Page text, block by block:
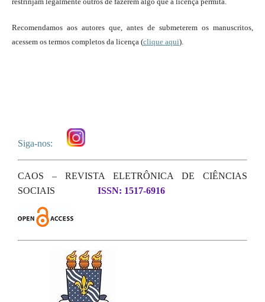
Recomendamos aos autores que, antes de submeterem os manuscritos,
acessem os termos completos da licença (clique aqui).
Siga-nos:
CAOS – REVISTA ELETRÔNICA DE CIÊNCIAS
SOCIAIS
ISSN: 1517-6916